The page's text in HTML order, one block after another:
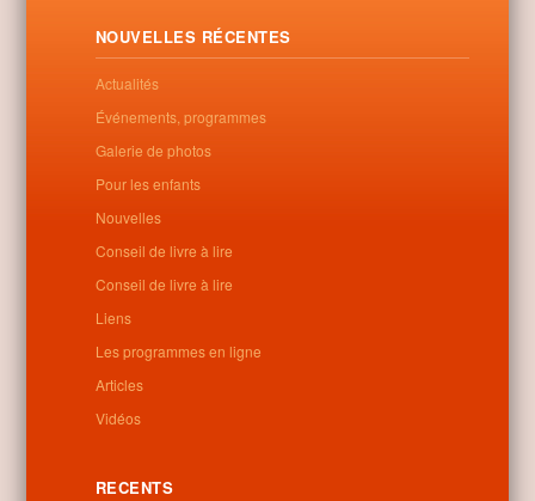
ahol. október 26-án délután került sor az ’56 szellemében című
kiállítás megnyitójára.
Letöltés
Related Posts
No related posts found
Categories:Non classé
NOUVELLES RÉCENTES
Actualités
Événements, programmes
Galerie de photos
Pour les enfants
Nouvelles
Conseil de livre à lire
Conseil de livre à lire
Liens
Les programmes en ligne
Articles
Vidéos
RECENTS